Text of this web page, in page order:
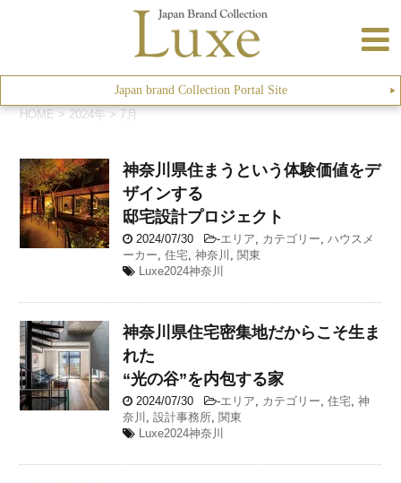
Japan brand Collection Portal Site ▶︎
HOME > 2024年 > 7月
神奈川県住まうという体験価値をデ
ザインする
邸宅設計プロジェクト
2024/07/30 -エリア, カテゴリー,ハウスメ
ーカー,住宅,神奈川 , 関東
Luxe2024神奈川
神奈川県住宅密集地だからこそ生ま
れた
“光の谷”を内包する家
2024/07/30 -エリア, カテゴリー,住宅,神
奈川 ,設計事務所, 関東
Luxe2024神奈川